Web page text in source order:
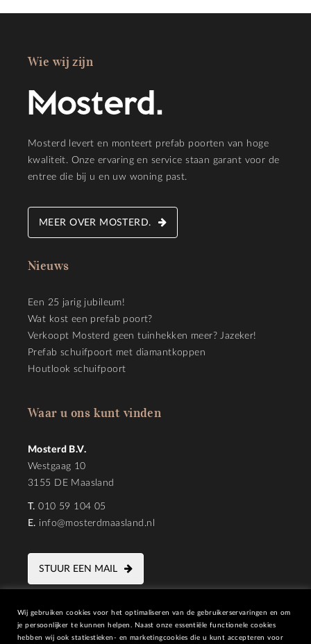
Wie wij zijn
Mosterd levert en monteert prefab poorten van hoge
kwaliteit. Onze ervaring en service staan garant voor de
entree die bij u en uw woning past.
MEER OVER MOSTERD.
Nieuws
Een 25 jarig jubileum!
Wat kost een prefab poort?
Verkoopt Mosterd geen tuinhekken meer? Jazeker!
Prefab schuifpoort met diamantkoppen
Houtlook schuifpoort
Waar u ons kunt vinden
Mosterd B.V.
Westgaag 10
3155 DE Maasland
T. 010 59 104 05
E. info@mosterdmaasland.nl
STUUR EEN MAIL
Wij gebruiken cookies voor het optimaliseren van de gebruikerservaringen en om
je persoonlijker te kunnen helpen. Naast onze essentiële functionele cookies
hebben wij ook statiestieken- en marketingcookies die u kunt accepteren voor